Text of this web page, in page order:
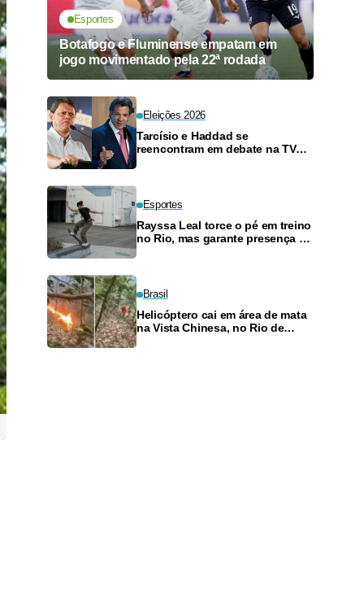
Esportes
Botafogo e Fluminense empatam em
jogo movimentado pela 22ª rodada
Eleições 2026
Tarcísio e Haddad se
reencontram em debate na TV
Esportes
Rayssa Leal torce o pé em treino
no Rio, mas garante presença no
Brasil
Helicóptero cai em área de mata
na Vista Chinesa, no Rio de